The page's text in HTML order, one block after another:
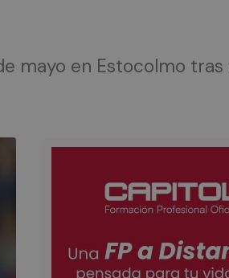
mayo en Estocolmo